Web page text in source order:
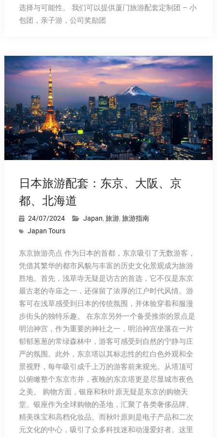
选择与可能性。 我们可以提供厦门旅游配套定制团 – 小
包团，亲子游，公司奖励团
日本旅游配套：东京、大阪、京
都、北海道
24/07/2024 Japan, 旅游, 旅游指南
Japan Tours
东京旅游亮点 作为日本的首都，东京吸引了无数游客，
凭借其繁华的都市风貌与丰富的历史文化景观成为旅游
胜地。首先，浅草寺无疑是访古的首选，它不仅是东京
最古老的寺庙之一，还保留了浓厚的江户时代风情。游
客可在浅草感受到日本的传统氛围，并体验穿着和服漫
步街头的独特乐趣。 在东京另外一个备受推崇的景点是
明治神宫，作为重要的神社之一，明治神宫坐落在一片
郁郁葱葱的常绿森林中，游客可感受到自然的宁静与庄
严的氛围。此外，东京塔以其标志性的红白色外观和全
景视野，每年吸引成千上万的游客前来观光。从塔顶可
以俯瞰整个东京市井，夜晚的东京塔更是尽显城市夜色
之美。 购物方面，银座和秋叶原无疑是东京的购物天
堂。银座作为全球购物的圣地，汇聚了各类奢侈品牌、
精美珠宝和高档化妆品。而秋叶原则是电子产品和二次
元文化的中心，吸引了众多科技迷和动漫爱好者。这里